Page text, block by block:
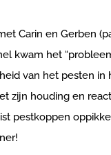
Carin en Gerben
kwam het
van het pesten in
zijn houding en
pestkoppen